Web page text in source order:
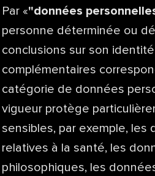
Par «"données
personne déterminée ou
conclusions sur son
complémentaires
catégorie de données
vigueur protège
sensibles, par exemple,
relatives à la santé, les
philosophiques, les